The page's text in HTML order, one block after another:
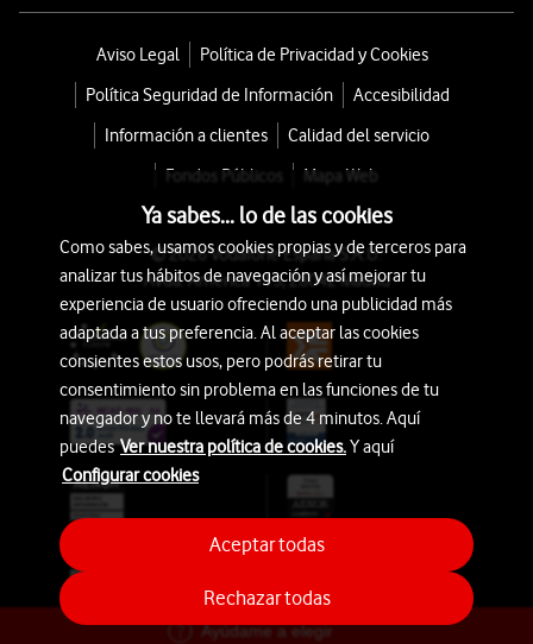
Ayúdame a elegir
Aviso Legal
Política de Privacidad y Cookies
Política Seguridad de Información
Accesibilidad
Información a clientes
Calidad del servicio
Fondos Públicos
Mapa Web
© 2026 Vodafone España S.A.U.
Avda. América 115, 28042 Madrid
Ya sabes... lo de las cookies
Como sabes, usamos cookies propias y de terceros para
analizar tus hábitos de navegación y así mejorar tu
experiencia de usuario ofreciendo una publicidad más
adaptada a tus preferencia. Al aceptar las cookies
consientes estos usos, pero podrás retirar tu
consentimiento sin problema en las funciones de tu
navegador y no te llevará más de 4 minutos. Aquí
puedesVer nuestra política de cookies.Y aquí
Configurar cookies
Rechazar todas
Aceptar todas